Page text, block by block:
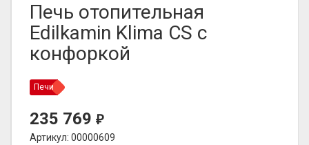
Печь отопительная
Edilkamin Klima CS с
конфоркой
Печи
235 769 ₽
Артикул: 00000609